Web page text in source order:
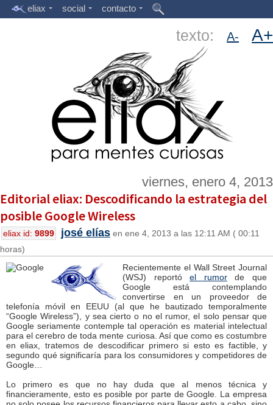
eliax social contacto
texto: A- A+
viernes, enero 4, 2013
Editorial eliax: Descodificando la estrategia del
posible Google Wireless
eliax id: 9899 josé elías en ene 4, 2013 a las 12:11 AM ( 00:11
horas)
Recientemente el Wall Street Journal
(WSJ) reportóel rumorde que
Google está contemplando
convertirse en un proveedor de
telefonía móvil en EEUU (al que he bautizado temporalmente
“Google Wireless”), y sea cierto o no el rumor, el solo pensar que
Google seriamente contemple tal operación es material intelectual
para el cerebro de toda mente curiosa. Así que como es costumbre
en eliax, tratemos de descodificar primero si esto es factible, y
segundo qué significaría para los consumidores y competidores de
Google…
Lo primero es que no hay duda que al menos técnica y
financieramente, esto es posible por parte de Google. La empresa